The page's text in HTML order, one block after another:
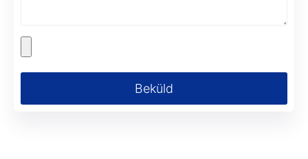
Beküld